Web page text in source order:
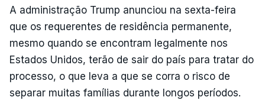
A administração Trump anunciou na sexta-feira
que os requerentes de residência permanente,
mesmo quando se encontram legalmente nos
Estados Unidos, terão de sair do país para tratar do
processo, o que leva a que se corra o risco de
separar muitas famílias durante longos períodos.